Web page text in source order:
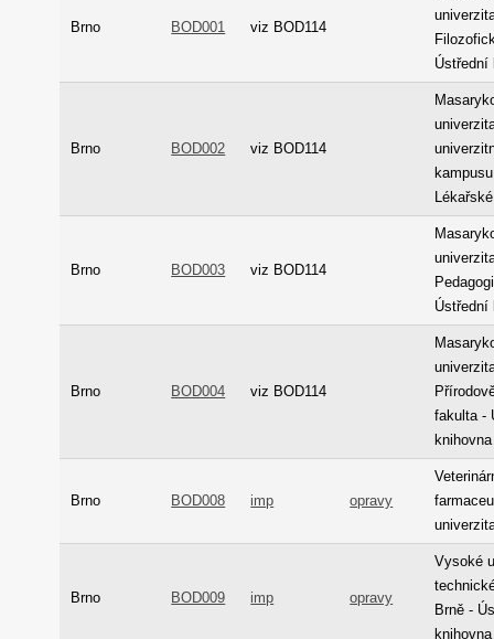
Brno BOD001 viz BOD114
Ústřední
Brno BOD002 viz BOD114
Brno BOD003 viz BOD114
Ústřední
Brno BOD004 viz BOD114
fakulta -
knihovna
Brno BOD008 imp opravy
Brno BOD009 imp opravy
Vysoké
Brně -
knihovna